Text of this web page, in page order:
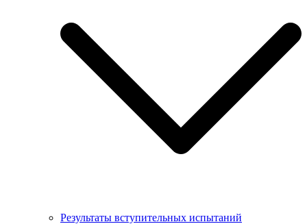
Результаты вступительных испытаний